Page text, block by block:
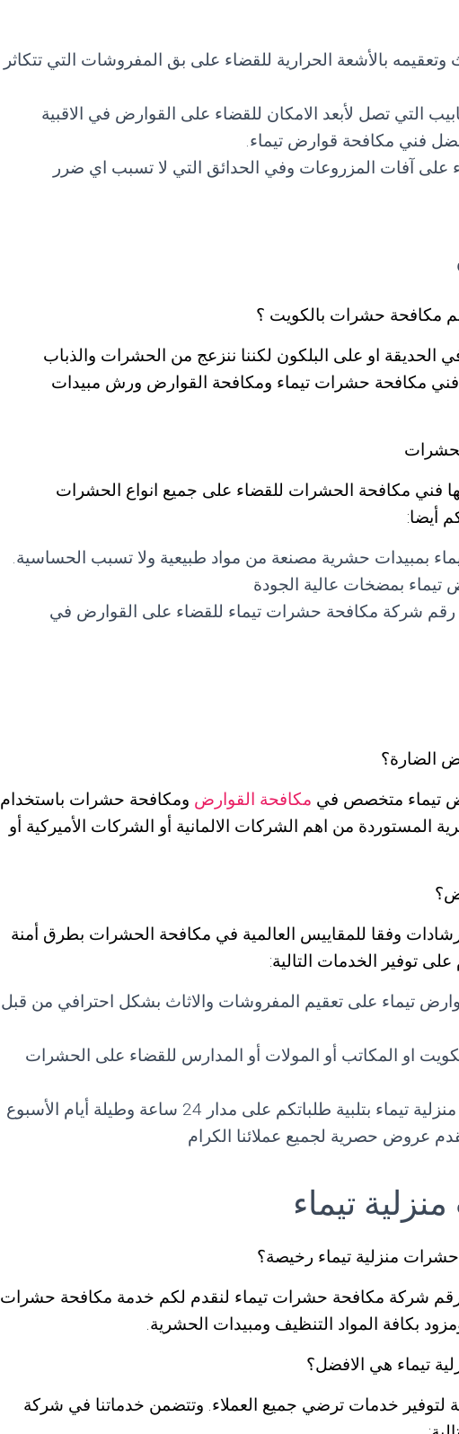
بالأشعة الحرارية للقضاء على بق المفروشات التي تتكاثر
التي تصل لأبعد الامكان للقضاء على القوارض في الاقبية
فني مكافحة قوارض تيماء.
آفات المزروعات وفي الحدائق التي لا تسبب اي ضرر
مكافحة حشرات بالكويت ؟
او على البلكون لكننا ننزعج من الحشرات والذباب
مكافحة حشرات تيماء ومكافحة القوارض ورش مبيدات
فني مكافحة الحشرات للقضاء على جميع انواع الحشرات
أيضا:
بمبيدات حشرية مصنعة من مواد طبيعية ولا تسبب الحساسية.
بمضخات عالية الجودة
رقم شركة مكافحة حشرات تيماء للقضاء على القوارض في
الضارة؟
تيماء متخصص في مكافحة القوارض ومكافحة حشرات باستخدام
المستوردة من اهم الشركات الالمانية أو الشركات الأميركية أو
وفقا للمقاييس العالمية في مكافحة الحشرات بطرق أمنة
توفير الخدمات التالية:
تيماء على تعقيم المفروشات والاثاث بشكل احترافي من قبل
او المكاتب أو المولات أو المدارس للقضاء على الحشرات
نقوم في مكافحة حشرات منزلية تيماء بتلبية طلباتكم على مدار 24 ساعة وطيلة أيام الأسبوع
عروض حصرية لجميع عملائنا الكرام
تيماء
منزلية تيماء رخيصة؟
رقم شركة مكافحة حشرات تيماء لنقدم لكم خدمة مكافحة حشرات
بكافة المواد التنظيف ومبيدات الحشرية.
تيماء هي الافضل؟
لتوفير خدمات ترضي جميع العملاء. وتتضمن خدماتنا في شركة